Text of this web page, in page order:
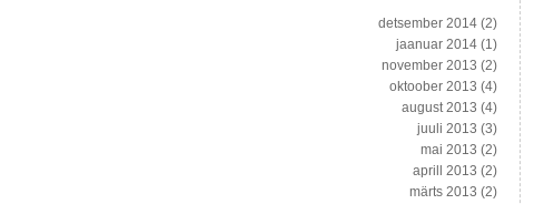
detsember 2014 (2)
jaanuar 2014 (1)
november 2013 (2)
oktoober 2013 (4)
august 2013 (4)
juuli 2013 (3)
mai 2013 (2)
aprill 2013 (2)
märts 2013 (2)